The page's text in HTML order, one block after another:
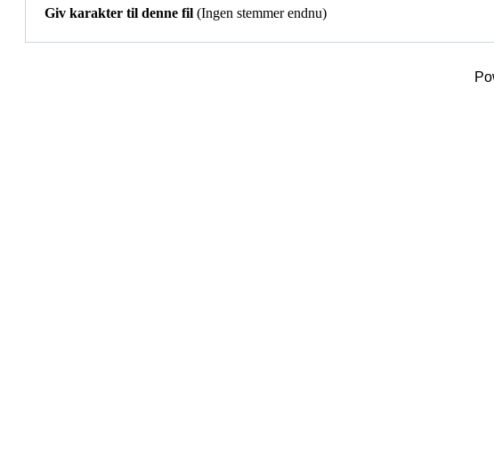
Giv karakter til denne fil (Ingen stemmer endnu)